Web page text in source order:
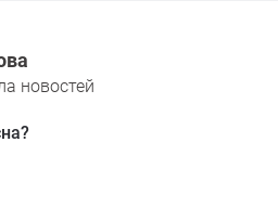
новостей